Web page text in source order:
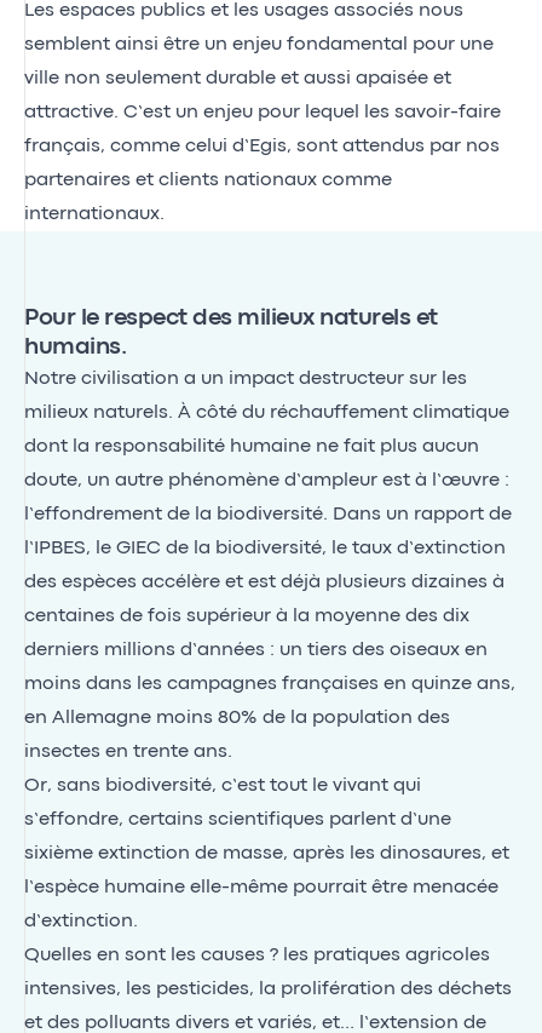
Les espaces publics et les usages associés nous
semblent ainsi être un enjeu fondamental pour une
ville non seulement durable et aussi apaisée et
attractive. C’est un enjeu pour lequel les savoir-faire
français, comme celui d’Egis, sont attendus par nos
partenaires et clients nationaux comme
internationaux.
Pour le respect des milieux naturels et
humains.
Notre civilisation a un impact destructeur sur les
milieux naturels. À côté du réchauffement climatique
dont la responsabilité humaine ne fait plus aucun
doute, un autre phénomène d’ampleur est à l’œuvre :
l’effondrement de la biodiversité. Dans un rapport de
l’IPBES, le GIEC de la biodiversité, le taux d’extinction
des espèces accélère et est déjà plusieurs dizaines à
centaines de fois supérieur à la moyenne des dix
derniers millions d’années : un tiers des oiseaux en
moins dans les campagnes françaises en quinze ans,
en Allemagne moins 80% de la population des
insectes en trente ans.
Or, sans biodiversité, c’est tout le vivant qui
s’effondre, certains scientifiques parlent d’une
sixième extinction de masse, après les dinosaures, et
l’espèce humaine elle-même pourrait être menacée
d’extinction.
Quelles en sont les causes ? les pratiques agricoles
intensives, les pesticides, la prolifération des déchets
et des polluants divers et variés, et… l’extension de